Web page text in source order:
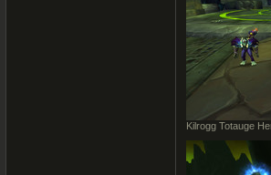
Kilrogg Totauge